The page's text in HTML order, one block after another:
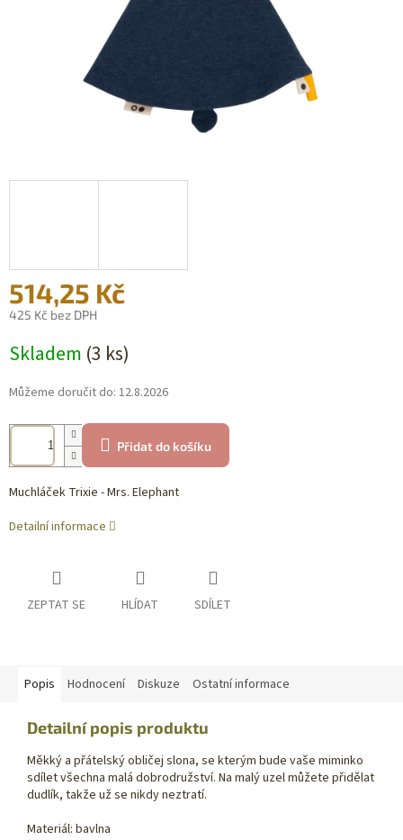
514,25 Kč
425 Kč bez DPH
cena:
Skladem (3 ks)
Můžeme doručit do: 12.8.2026
Přidat do košíku
Muchláček Trixie - Mrs. Elephant
Detailní informace
ZEPTAT SE HLÍDAT SDÍLET
Popis Hodnocení Diskuze Ostatní informace
Detailní popis produktu
Měkký a přátelský obličej slona, se kterým bude vaše miminko
sdílet všechna malá dobrodružství. Na malý uzel můžete přidělat
dudlík, takže už se nikdy neztratí.
Materiál: bavlna